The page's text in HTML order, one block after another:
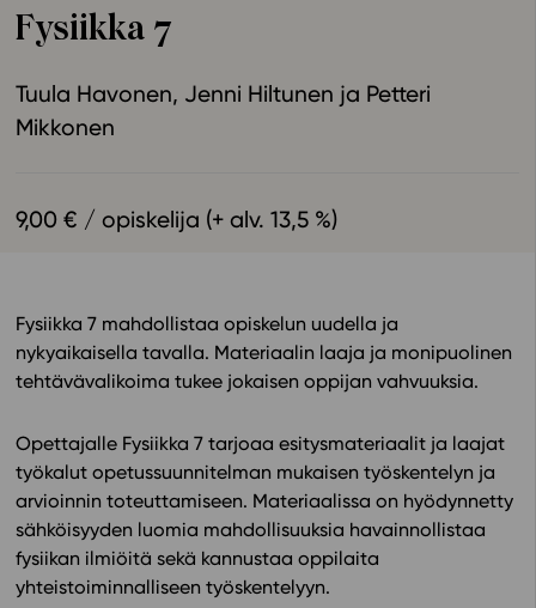
Ominaisuudet
Webinaari­tallenteet
Yhteisö
Ohjevideot
Tietoa meistä
Eettiset periaatteet tekoälyn käyttöön
Ota yhteyttä
In English
Fysiikka 7
Tuula Havonen Jenni Hiltunen
Petteri
Mikkonen
9,00 € / opiskelija (+ alv. 13,5 %)
Fysiikka 7 mahdollistaa opiskelun uudella ja
nykyaikaisella tavalla. Materiaalin laaja ja monipuolinen
tehtävävalikoima tukee jokaisen oppijan vahvuuksia.
Opettajalle Fysiikka 7 tarjoaa esitysmateriaalit ja laajat
työkalut opetussuunnitelman mukaisen työskentelyn ja
arvioinnin toteuttamiseen. Materiaalissa on hyödynnetty
sähköisyyden luomia mahdollisuuksia havainnollistaa
fysiikan ilmiöitä sekä kannustaa oppilaita
yhteistoiminnalliseen työskentelyyn.